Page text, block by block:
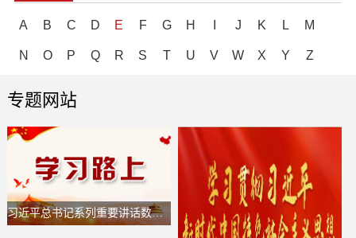
A B C D E F G H J K L M
N O P Q R S T U V W X Y Z
专题网站
习近平总书记系列重要讲话数据库